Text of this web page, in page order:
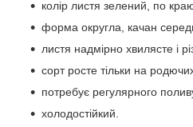
колір листя зелений, по
форма округла, качан
листя надмірно хвилясте і
сорт росте тільки на
потребує регулярного
холодостійкий.